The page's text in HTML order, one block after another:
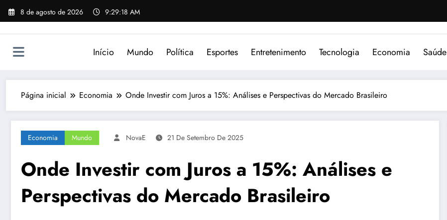
Pular
para
8 de agosto de 2026 9:29:18 AM
Início Mundo Política Esportes Entretenimento Tecnologia Economia Saúde
Página inicial Economia Onde Investir com Juros a 15%: Análises e Perspectivas do Mercado Brasileiro
Economia Mundo NovaE 21 De Setembro De 2025
Onde Investir com Juros a 15%: Análises e
Perspectivas do Mercado Brasileiro